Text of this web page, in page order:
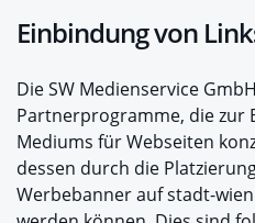
Einbindung von
Die SW Medienservice
Partnerprogramme, die zur
Mediums für Webseiten
dessen durch die
Werbebanner auf stadt-